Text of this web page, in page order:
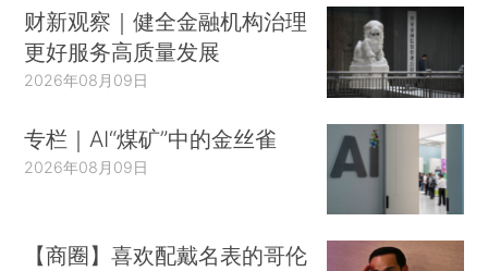
财新观察｜健全金融机构治理
更好服务高质量发展
2026年08月09日
专栏｜AI“煤矿”中的金丝雀
2026年08月09日
【商圈】喜欢配戴名表的哥伦